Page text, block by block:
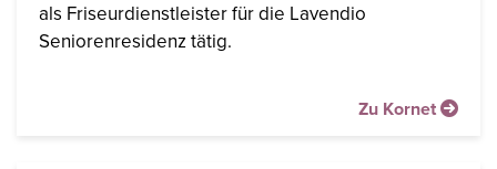
als Friseurdienstleister für die Lavendio
Seniorenresidenz tätig.
Zu Kornet